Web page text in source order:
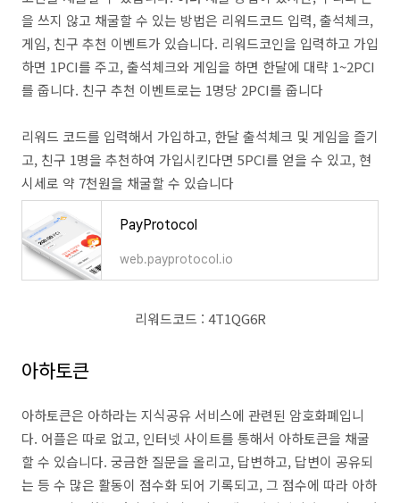
을 쓰지 않고 채굴할 수 있는 방법은 리워드코드 입력, 출석체크,
게임, 친구 추천 이벤트가 있습니다. 리워드코인을 입력하고 가입
하면 1PCI를 주고, 출석체크와 게임을 하면 한달에 대략 1~2PCI
를 줍니다. 친구 추천 이벤트로는 1명당 2PCI를 줍니다
리워드 코드를 입력해서 가입하고, 한달 출석체크 및 게임을 즐기
고, 친구 1명을 추천하여 가입시킨다면 5PCI를 얻을 수 있고, 현
시세로 약 7천원을 채굴할 수 있습니다
PayProtocol
web.payprotocol.io
리워드코드 : 4T1QG6R
아하토큰
아하토큰은 아하라는 지식공유 서비스에 관련된 암호화폐입니
다. 어플은 따로 없고, 인터넷 사이트를 통해서 아하토큰을 채굴
할 수 있습니다. 궁금한 질문을 올리고, 답변하고, 답변이 공유되
는 등 수 많은 활동이 점수화 되어 기록되고, 그 점수에 따라 아하